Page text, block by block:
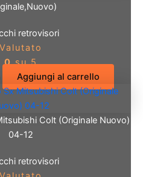
retrovisori
Valutato
0su 5
Aggiungi al carrello
Colt (Originale Nuovo)
04-12
retrovisori